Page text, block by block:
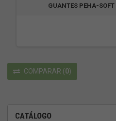
CATÁLOGO
GUANTES PEHA-
COMPARAR (0)